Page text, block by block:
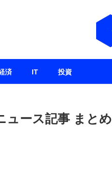
ュース記事 まとめ
済 IT 投資